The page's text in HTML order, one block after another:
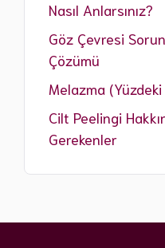
Nasıl Anlarsınız?
Göz Çevresi
Çözümü
Melazma
Cilt Peelingi
Gerekenler